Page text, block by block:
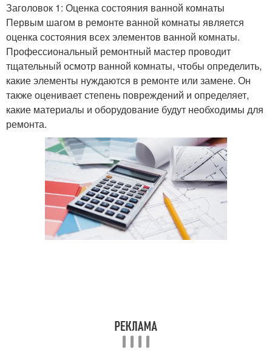
Заголовок 1: Оценка состояния ванной комнаты
Первым шагом в ремонте ванной комнаты является
оценка состояния всех элементов ванной комнаты.
Профессиональный ремонтный мастер проводит
тщательный осмотр ванной комнаты, чтобы определить,
какие элементы нуждаются в ремонте или замене. Он
также оценивает степень повреждений и определяет,
какие материалы и оборудование будут необходимы для
ремонта.